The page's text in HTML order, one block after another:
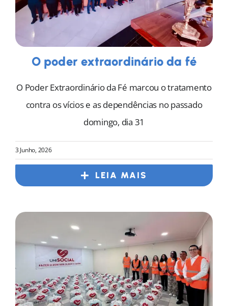
O poder extraordinário da fé
O Poder Extraordinário da Fé marcou o tratamento
contra os vícios e as dependências no passado
domingo, dia 31
3 Junho, 2026
LEIA MAIS